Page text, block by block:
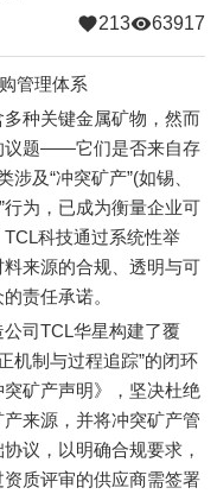
213 63917
管理体系
种关键金属矿物，然而
议题——它们是否来自存
及“冲突矿产”(如锡、
行为，已成为衡量企业可
科技通过系统性举
来源的合规、透明与可
责任承诺。
司TCL华星构建了覆
机制与过程追踪”的闭环
矿产声明》，坚决杜绝
来源，并将冲突矿产管
议，以明确合规要求，
质评审的供应商需签署